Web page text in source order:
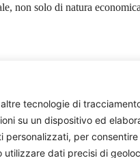
tecnologie di
su un dispositivo ed
per
dati precisi di
non solo di natura
NC-SA